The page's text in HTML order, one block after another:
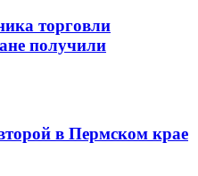
торговли
получили
в Пермском крае